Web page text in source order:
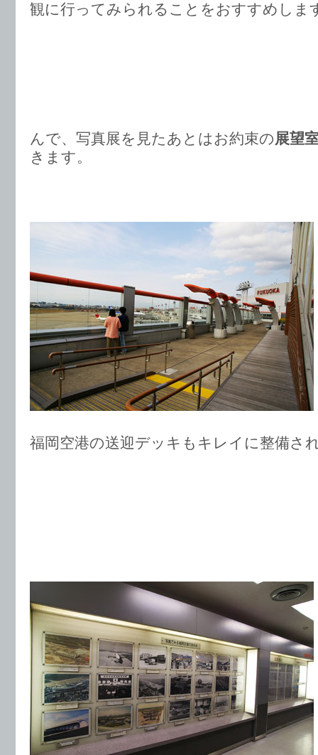
観に行ってみられることをおすすめし
んで、写真展を見たあとはお約束の展望
きます。
福岡空港の送迎デッキもキレイに整備さ